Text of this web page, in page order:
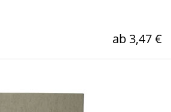
ab 3,47 €